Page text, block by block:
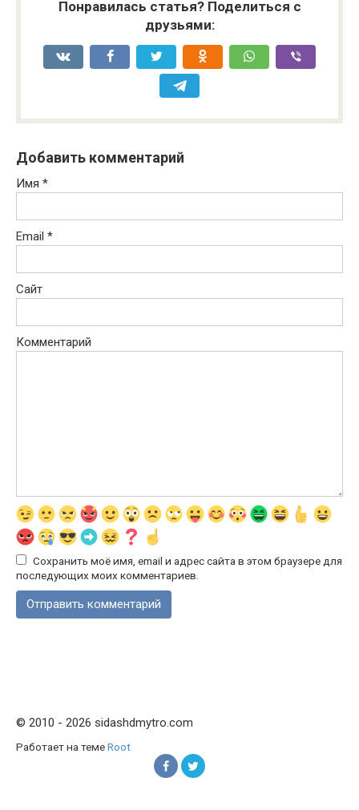
Понравилась статья? Поделиться с
друзьями:
Добавить комментарий
Имя *
Email *
Сайт
Комментарий
Сохранить моё имя, email и адрес сайта в этом браузере для
последующих моих комментариев.
© 2010 - 2026 sidashdmytro.com
Работает на темеRoot